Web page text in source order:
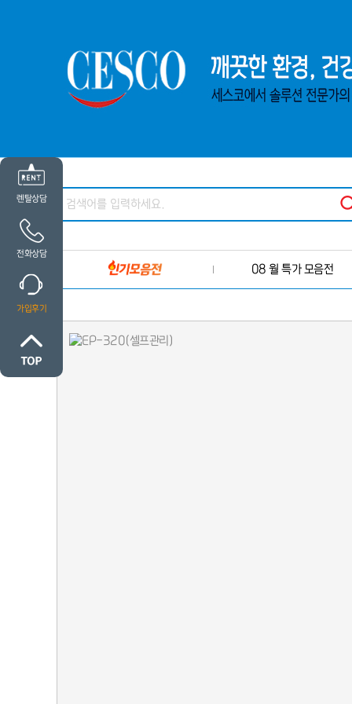
08 월 특가 모음전
렌탈상담
전화상담
가입후기